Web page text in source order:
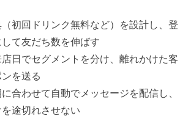
初回ドリンク無料など）を設計し、登
て友だち数を伸ばす
日でセグメントを分け、離れかけた客
を送る
合わせて自動でメッセージを配信し、
途切れさせない